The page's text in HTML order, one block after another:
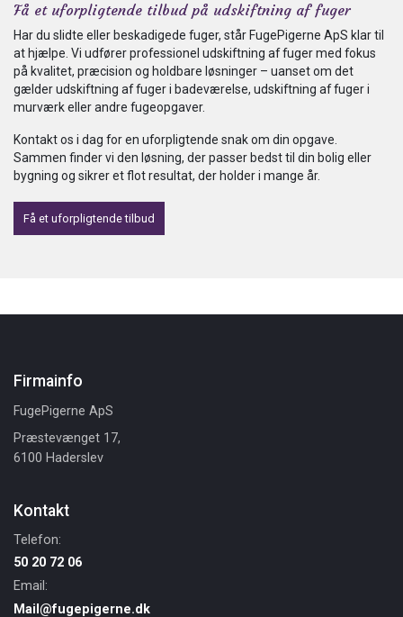
Få et uforpligtende tilbud på udskiftning af fuger
Har du slidte eller beskadigede fuger, står FugePigerne ApS klar til
at hjælpe. Vi udfører professionel udskiftning af fuger med fokus
på kvalitet, præcision og holdbare løsninger – uanset om det
gælder udskiftning af fuger i badeværelse, udskiftning af fuger i
murværk eller andre fugeopgaver.
Kontakt os i dag for en uforpligtende snak om din opgave.
Sammen finder vi den løsning, der passer bedst til din bolig eller
bygning og sikrer et flot resultat, der holder i mange år.
Få et uforpligtende tilbud
Firmainfo
FugePigerne ApS
Præstevænget 17,
6100 Haderslev
Kontakt
Telefon:
50 20 72 06
Email:
Mail@fugepigerne.dk